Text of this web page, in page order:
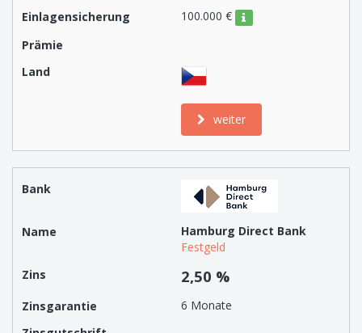
100.000 €
weiter
Hamburg Direct Bank
Festgeld
2,50 %
6 Monate